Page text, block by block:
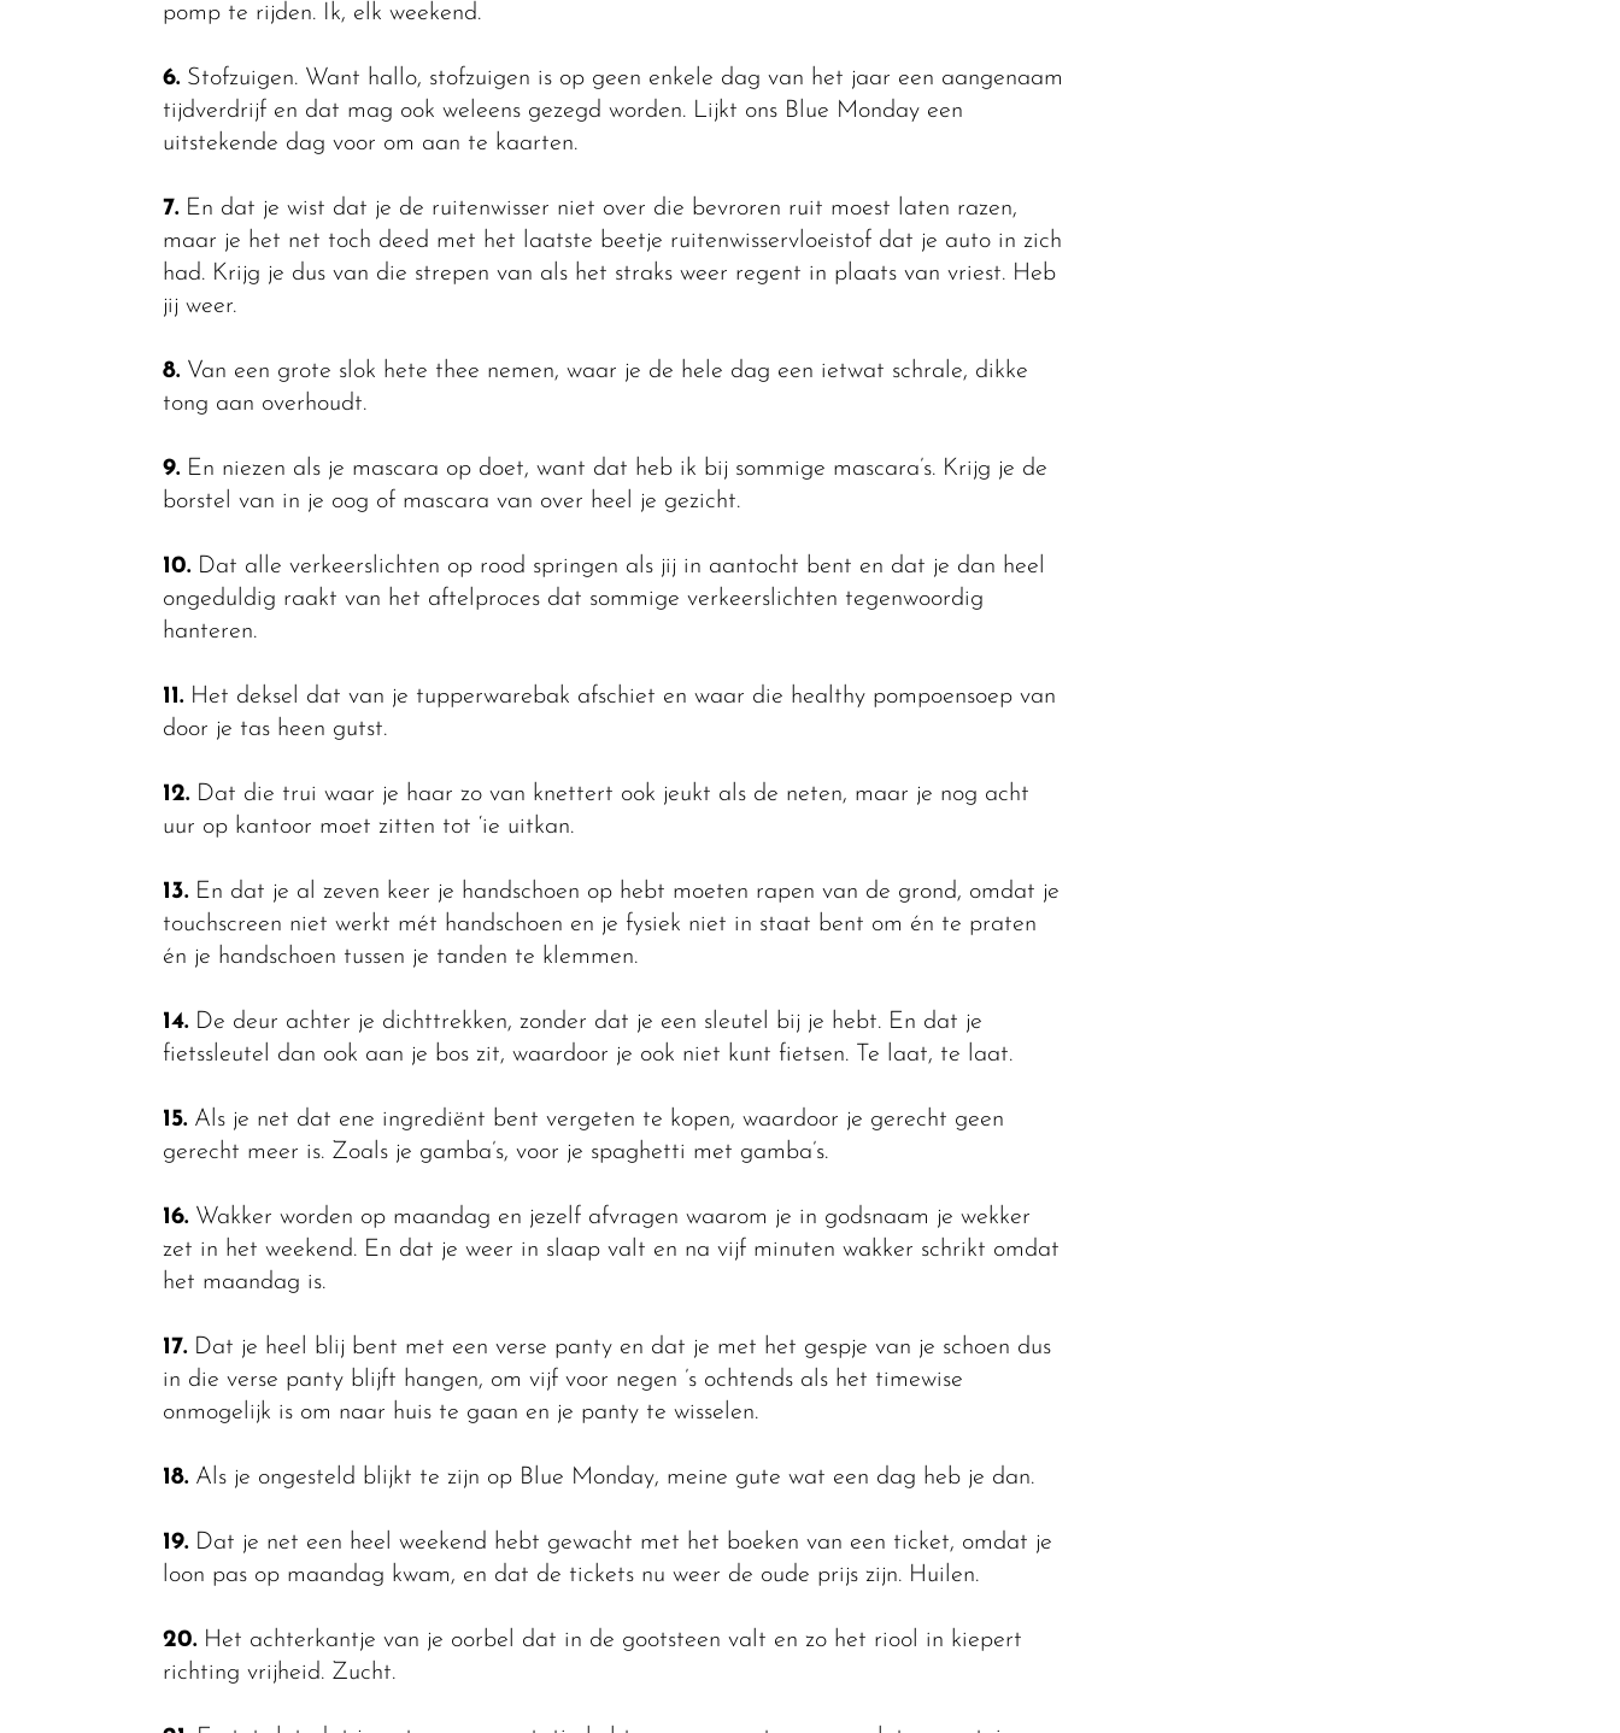
pomp te rijden. Ik, elk weekend.
6.Stofzuigen. Want hallo, stofzuigen is op geen enkele dag van het jaar een aangenaam
tijdverdrijf en dat mag ook weleens gezegd worden. Lijkt ons Blue Monday een
uitstekende dag voor om aan te kaarten.
7.En dat je wist dat je de ruitenwisser niet over die bevroren ruit moest laten razen,
maar je het net toch deed met het laatste beetje ruitenwisservloeistof dat je auto in zich
had. Krijg je dus van die strepen van als het straks weer regent in plaats van vriest. Heb
jij weer.
8.Van een grote slok hete thee nemen, waar je de hele dag een ietwat schrale, dikke
tong aan overhoudt.
9.En niezen als je mascara op doet, want dat heb ik bij sommige mascara’s. Krijg je de
borstel van in je oog of mascara van over heel je gezicht.
10.Dat alle verkeerslichten op rood springen als jij in aantocht bent en dat je dan heel
ongeduldig raakt van het aftelproces dat sommige verkeerslichten tegenwoordig
hanteren.
11.Het deksel dat van je tupperwarebak afschiet en waar die healthy pompoensoep van
door je tas heen gutst.
12.Dat die trui waar je haar zo van knettert ook jeukt als de neten, maar je nog acht
uur op kantoor moet zitten tot ‘ie uitkan.
13.En dat je al zeven keer je handschoen op hebt moeten rapen van de grond, omdat je
touchscreen niet werkt mét handschoen en je fysiek niet in staat bent om én te praten
én je handschoen tussen je tanden te klemmen.
14.De deur achter je dichttrekken, zonder dat je een sleutel bij je hebt. En dat je
fietssleutel dan ook aan je bos zit, waardoor je ook niet kunt fietsen. Te laat, te laat.
15.Als je net dat ene ingrediënt bent vergeten te kopen, waardoor je gerecht geen
gerecht meer is. Zoals je gamba’s, voor je spaghetti met gamba’s.
16.Wakker worden op maandag en jezelf afvragen waarom je in godsnaam je wekker
zet in het weekend. En dat je weer in slaap valt en na vijf minuten wakker schrikt omdat
het maandag is.
17.Dat je heel blij bent met een verse panty en dat je met het gespje van je schoen dus
in die verse panty blijft hangen, om vijf voor negen ’s ochtends als het timewise
onmogelijk is om naar huis te gaan en je panty te wisselen.
18.Als je ongesteld blijkt te zijn op Blue Monday, meine gute wat een dag heb je dan.
19.Dat je net een heel weekend hebt gewacht met het boeken van een ticket, omdat je
loon pas op maandag kwam, en dat de tickets nu weer de oude prijs zijn. Huilen.
20.Het achterkantje van je oorbel dat in de gootsteen valt en zo het riool in kiepert
richting vrijheid. Zucht.